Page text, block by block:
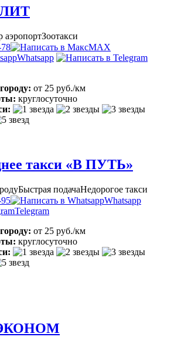
аэропортЗоотакси
MAX
Whatsapp
от 25 руб./км
круглосуточно
такси «В ПУТЬ»
Быстрая подачаНедорогое такси
Whatsapp
Telegram
от 25 руб./км
круглосуточно
ЭКОНОМ